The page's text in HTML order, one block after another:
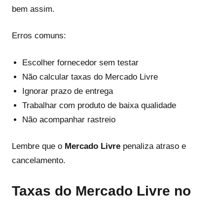
bem assim.
Erros comuns:
Escolher fornecedor sem testar
Não calcular taxas do Mercado Livre
Ignorar prazo de entrega
Trabalhar com produto de baixa qualidade
Não acompanhar rastreio
Lembre que o Mercado Livre penaliza atraso e
cancelamento.
Taxas do Mercado Livre no